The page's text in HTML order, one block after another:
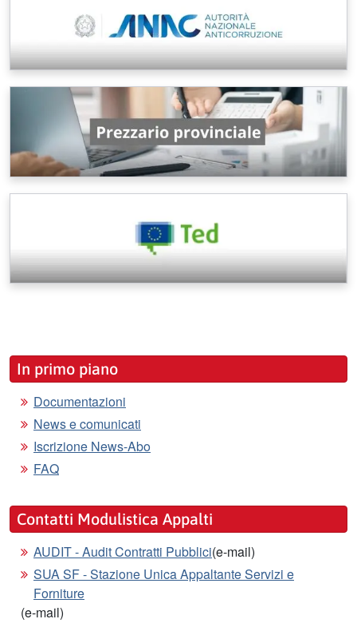
In primo piano
Documentazioni
News e comunicati
Iscrizione News-Abo
FAQ
Contatti Modulistica Appalti
AUDIT - Audit Contratti Pubblici(e-mail)
SUA SF - Stazione Unica Appaltante Servizi e
Forniture
(e-mail)